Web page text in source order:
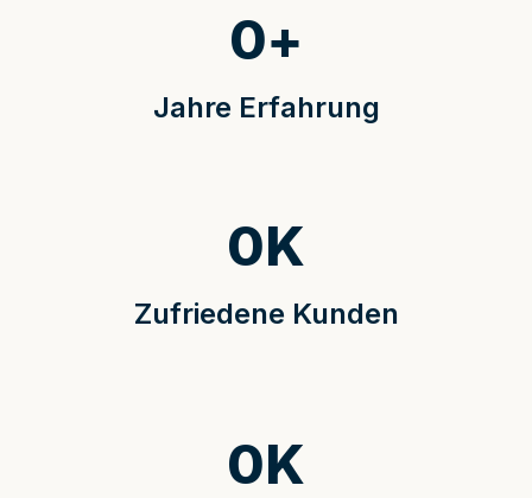
Jahre Erfahrung
0+
Zufriedene Kunden
0K
0K